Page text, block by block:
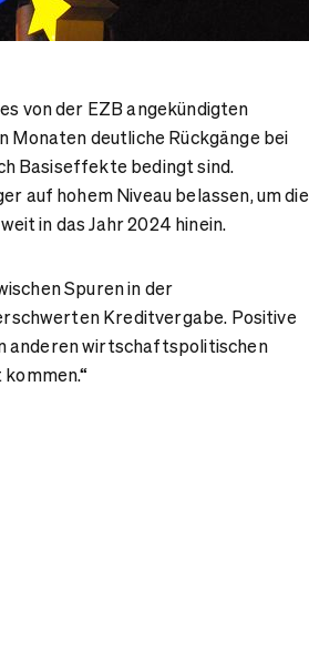
von der EZB angekündigten
Monaten deutliche Rückgänge bei
Basiseffekte bedingt sind.
auf hohem Niveau belassen, um die
in das Jahr 2024 hinein.
Spuren in der
Kreditvergabe. Positive
anderen wirtschaftspolitischen